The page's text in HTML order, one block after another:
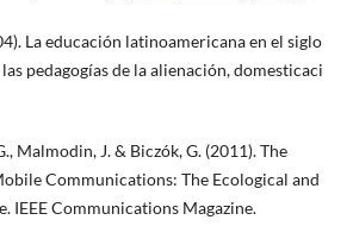
La educación latinoamericana en el siglo
pedagogías de la alienación, domesticaci
Malmodin, J. & Biczók, G. (2011). The
Communications: The Ecological and
IEEE Communications Magazine.